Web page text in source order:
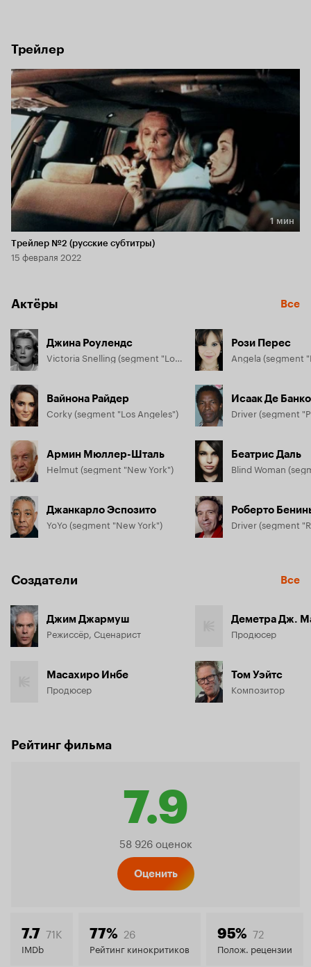
Трейлер
Длительность 1 мин
1 мин
Трейлер №2 (русские субтитры)
15 февраля 2022
Актёры Все
Джина Роулендс
Вайнона Райдер
Corky (segment "Los Angeles")
Армин Мюллер-Шталь
Helmut (segment "New York")
Джанкарло Эспозито
YoYo (segment "New York")
Рози Перес
Angela (segment
Исаак Де
Driver (segment
Беатрис Даль
Blind Woman
Роберто
Driver (segment
Создатели Все
Джим Джармуш
Режиссёр, Сценарист
Масахиро Инбе
Продюсер
Деметра Дж.
Продюсер
Том Уэйтс
Композитор
Рейтинг фильма
7.9
Рейтинг
7.9
58 926 оценок
Оценить
7.7 71K
IMDb
77% 26
Рейтинг кинокритиков
95% 72
Полож. рецензии